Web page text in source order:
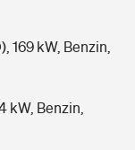
169 kW, Benzin,
kW, Benzin,